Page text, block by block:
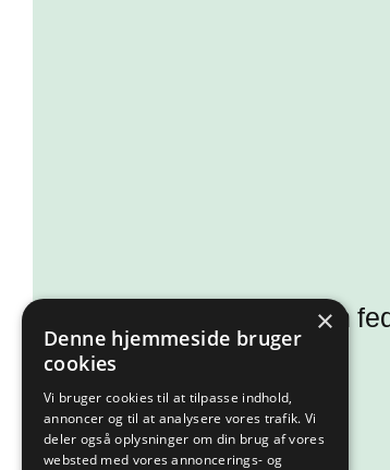
Kunne I tænke jer en
Så se med her!
Læs mere
×
Denne hjemmeside bruger
cookies
Vi bruger cookies til at tilpasse indhold,
annoncer og til at analysere vores trafik. Vi
deler også oplysninger om din brug af vores
websted med vores annoncerings- og